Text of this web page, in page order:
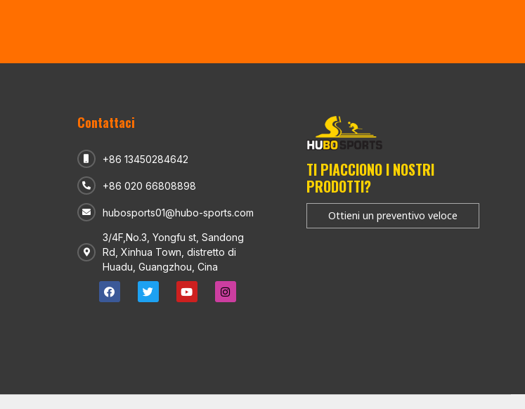
Contattaci
+86 13450284642
+86 020 66808898
hubosports01@hubo-sports.com
3/4F,No.3, Yongfu st, Sandong
Rd, Xinhua Town, distretto di
Huadu, Guangzhou, Cina
TI PIACCIONO I NOSTRI
PRODOTTI?
Ottieni un preventivo veloce